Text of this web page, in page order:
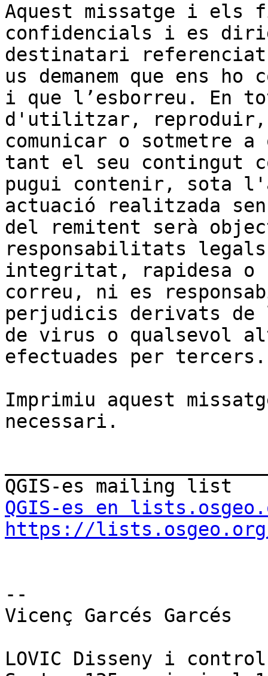
Aquest missatge i els
confidencials i es
destinatari
us demanem que ens
i que l’esborreu. En
d'utilitzar,
comunicar o sotmetre
tant el seu contingut
pugui contenir, sota
actuació realitzada
del remitent serà
responsabilitats
integritat, rapidesa o
correu, ni es
perjudicis derivats de
de virus o qualsevol
efectuades per tercers.
Imprimiu aquest
necessari.
QGIS-es en
https://
--
Vicenç Garcés Garcés
LOVIC Disseny i